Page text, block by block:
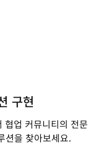
구현
업 커뮤니티의 전문
션을 찾아보세요.